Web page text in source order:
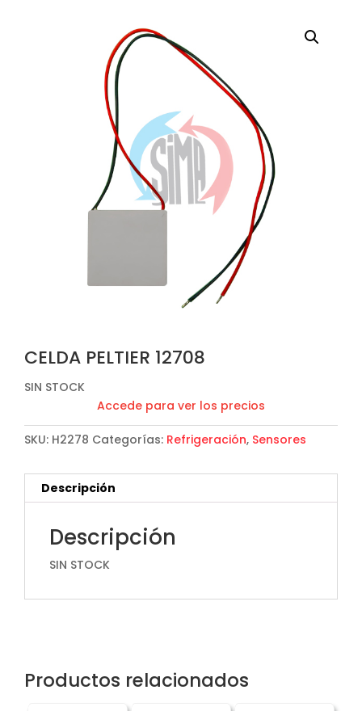
CELDA PELTIER 12708
SIN STOCK
Accede para ver los precios
SKU: H2278 Categorías: Refrigeración, Sensores
Descripción
Descripción
SIN STOCK
Productos relacionados